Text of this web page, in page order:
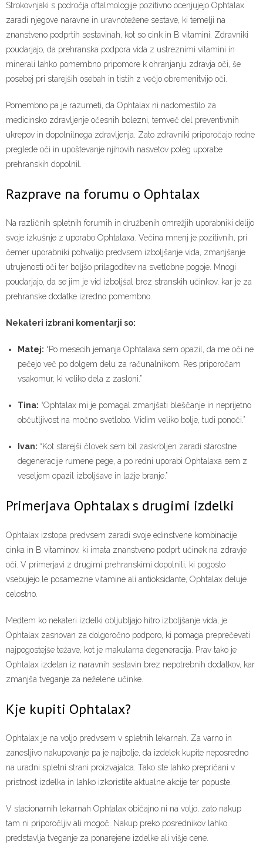
Strokovnjaki s področja oftalmologije pozitivno ocenjujejo Ophtalax
zaradi njegove naravne in uravnotežene sestave, ki temelji na
znanstveno podprtih sestavinah, kot so cink in B vitamini. Zdravniki
poudarjajo, da prehranska podpora vida z ustreznimi vitamini in
minerali lahko pomembno pripomore k ohranjanju zdravja oči, še
posebej pri starejših osebah in tistih z večjo obremenitvijo oči.
Pomembno pa je razumeti, da Ophtalax ni nadomestilo za
medicinsko zdravljenje očesnih bolezni, temveč del preventivnih
ukrepov in dopolnilnega zdravljenja. Zato zdravniki priporočajo redne
preglede oči in upoštevanje njihovih nasvetov poleg uporabe
prehranskih dopolnil.
Razprave na forumu o Ophtalax
Na različnih spletnih forumih in družbenih omrežjih uporabniki delijo
svoje izkušnje z uporabo Ophtalaxa. Večina mnenj je pozitivnih, pri
čemer uporabniki pohvalijo predvsem izboljšanje vida, zmanjšanje
utrujenosti oči ter boljšo prilagoditev na svetlobne pogoje. Mnogi
poudarjajo, da se jim je vid izboljšal brez stranskih učinkov, kar je za
prehranske dodatke izredno pomembno.
Nekateri izbrani komentarji so:
Matej: “Po mesecih jemanja Ophtalaxa sem opazil, da me oči ne
pečejo več po dolgem delu za računalnikom. Res priporočam
vsakomur, ki veliko dela z zasloni.”
Tina: “Ophtalax mi je pomagal zmanjšati bleščanje in neprijetno
občutljivost na močno svetlobo. Vidim veliko bolje, tudi ponoči.”
Ivan: “Kot starejši človek sem bil zaskrbljen zaradi starostne
degeneracije rumene pege, a po redni uporabi Ophtalaxa sem z
veseljem opazil izboljšave in lažje branje.”
Primerjava Ophtalax s drugimi izdelki
Ophtalax izstopa predvsem zaradi svoje edinstvene kombinacije
cinka in B vitaminov, ki imata znanstveno podprt učinek na zdravje
oči. V primerjavi z drugimi prehranskimi dopolnili, ki pogosto
vsebujejo le posamezne vitamine ali antioksidante, Ophtalax deluje
celostno.
Medtem ko nekateri izdelki obljubljajo hitro izboljšanje vida, je
Ophtalax zasnovan za dolgoročno podporo, ki pomaga preprečevati
najpogostejše težave, kot je makularna degeneracija. Prav tako je
Ophtalax izdelan iz naravnih sestavin brez nepotrebnih dodatkov, kar
zmanjša tveganje za neželene učinke.
Kje kupiti Ophtalax?
Ophtalax je na voljo predvsem v spletnih lekarnah. Za varno in
zanesljivo nakupovanje pa je najbolje, da izdelek kupite neposredno
na uradni spletni strani proizvajalca. Tako ste lahko prepričani v
pristnost izdelka in lahko izkoristite aktualne akcije ter popuste.
V stacionarnih lekarnah Ophtalax običajno ni na voljo, zato nakup
tam ni priporočljiv ali mogoč. Nakup preko posrednikov lahko
predstavlja tveganje za ponarejene izdelke ali višje cene.